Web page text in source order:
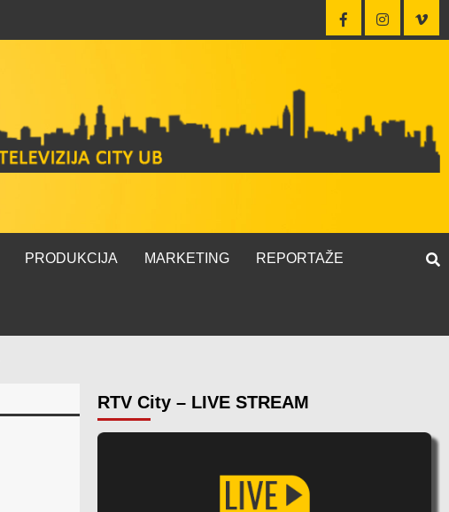
PRODUKCIJA MARKETING REPORTAŽE
RTV City – LIVE STREAM